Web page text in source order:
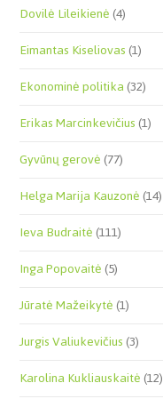
Dovilė Lileikienė(4)
Eimantas Kiseliovas(1)
Ekonominė politika(32)
Erikas Marcinkevičius(1)
Gyvūnų gerovė(77)
Helga Marija Kauzonė(14)
Ieva Budraitė(111)
Inga Popovaitė(5)
Jūratė Mažeikytė(1)
Jurgis Valiukevičius(3)
Karolina Kukliauskaitė(12)